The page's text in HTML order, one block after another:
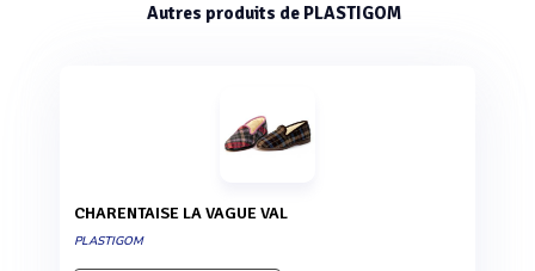
Autres produits de PLASTIGOM
CHARENTAISE LA VAGUE VAL
PLASTIGOM